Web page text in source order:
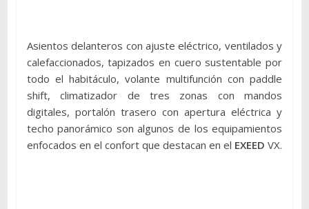
Asientos delanteros con ajuste eléctrico, ventilados y
calefaccionados, tapizados en cuero sustentable por
todo el habitáculo, volante multifunción con paddle
shift, climatizador de tres zonas con mandos
digitales, portalón trasero con apertura eléctrica y
techo panorámico son algunos de los equipamientos
enfocados en el confort que destacan en el EXEED VX.